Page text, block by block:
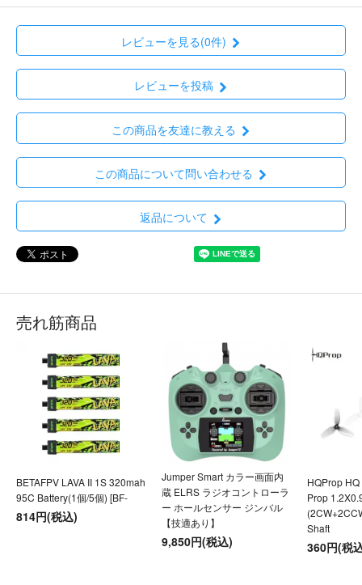
レビューを見る(0件)
レビューを投稿
この商品を友達に教える
この商品について問い合わせる
返品について
売れ筋商品
BETAFPV LAVA II 1S 320mah
95C Battery(1個/5個) [BF-
814円(税込)
Jumper Smart カラー画面内
蔵 ELRS ラジオコントローラ
ー ホールセンサー ジンバル
【技適あり】
9,850円(税込)
HQProp
Prop
Shaft
360円(税